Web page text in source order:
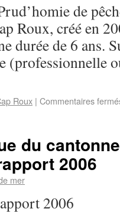
de
Roux, créé en
durée de 6 ans.
Roux | Commentaires
du
2006
mer
2006